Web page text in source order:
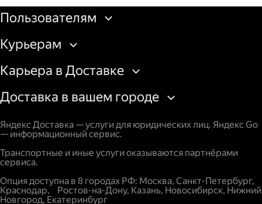
Пользователям
Курьерам
Карьера в Доставке
Доставка в вашем городе
Яндекс Доставка — услуги для юридических лиц. Яндекс Go
— информационный сервис.
Транспортные и иные услуги оказываются партнёрами
сервиса.
Опция доступна в 8 городах РФ: Москва, Санкт-Петербург,
Краснодар, Ростов-на-Дону, Казань, Новосибирск, Нижний
Новгород, Екатеринбург